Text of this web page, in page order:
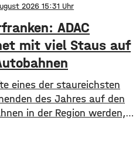
2026 15:31
ADAC
mit viel Staus auf
eines der staureichsten
des Jahres auf den
in der Region werden,